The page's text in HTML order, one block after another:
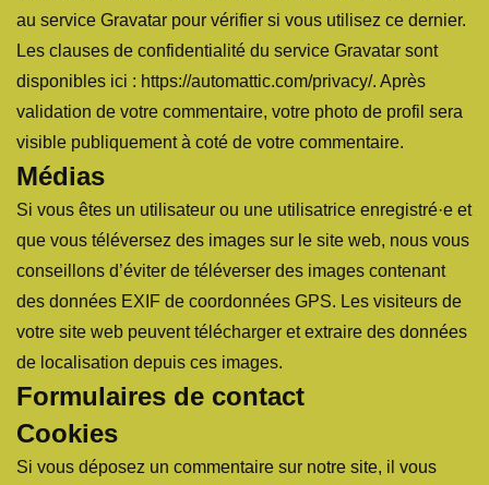
au service Gravatar pour vérifier si vous utilisez ce dernier.
Les clauses de confidentialité du service Gravatar sont
disponibles ici : https://automattic.com/privacy/. Après
validation de votre commentaire, votre photo de profil sera
visible publiquement à coté de votre commentaire.
Médias
Si vous êtes un utilisateur ou une utilisatrice enregistré·e et
que vous téléversez des images sur le site web, nous vous
conseillons d’éviter de téléverser des images contenant
des données EXIF de coordonnées GPS. Les visiteurs de
votre site web peuvent télécharger et extraire des données
de localisation depuis ces images.
Formulaires de contact
Cookies
Si vous déposez un commentaire sur notre site, il vous